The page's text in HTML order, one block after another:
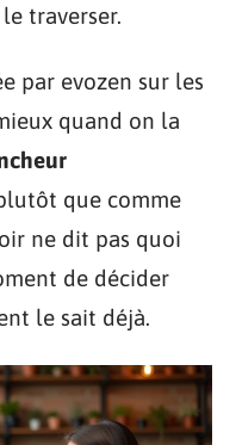
traverser.
par evozen sur les
quand on la
que comme
ne dit pas quoi
de décider
le sait déjà.